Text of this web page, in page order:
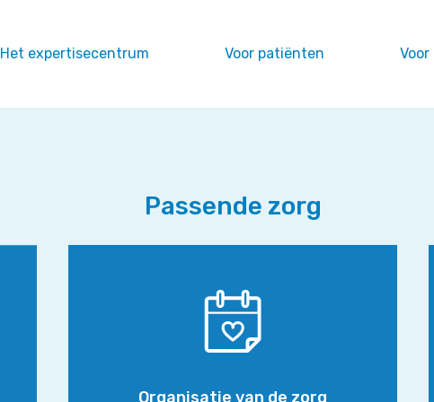
Het expertisecentrum Voor patiënten
Passende zorg
de
zorg
Organisatie van de zorg